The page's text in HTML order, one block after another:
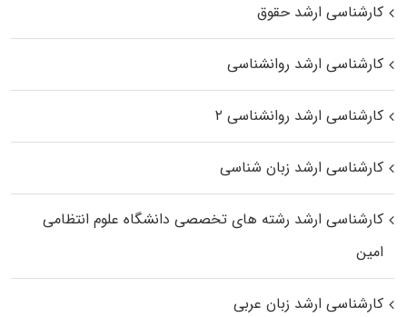
کارشناسی ارشد حقوق
کارشناسی ارشد روانشناسی
کارشناسی ارشد روانشناسی ۲
کارشناسی ارشد زبان شناسی
کارشناسی ارشد رﺷﺘﻪ ﻫﺎی تخصصی داﻧﺸﮕﺎه ﻋﻠﻮم انتظامی
اﻣﻴﻦ
کارشناسی ارشد زبان عربی